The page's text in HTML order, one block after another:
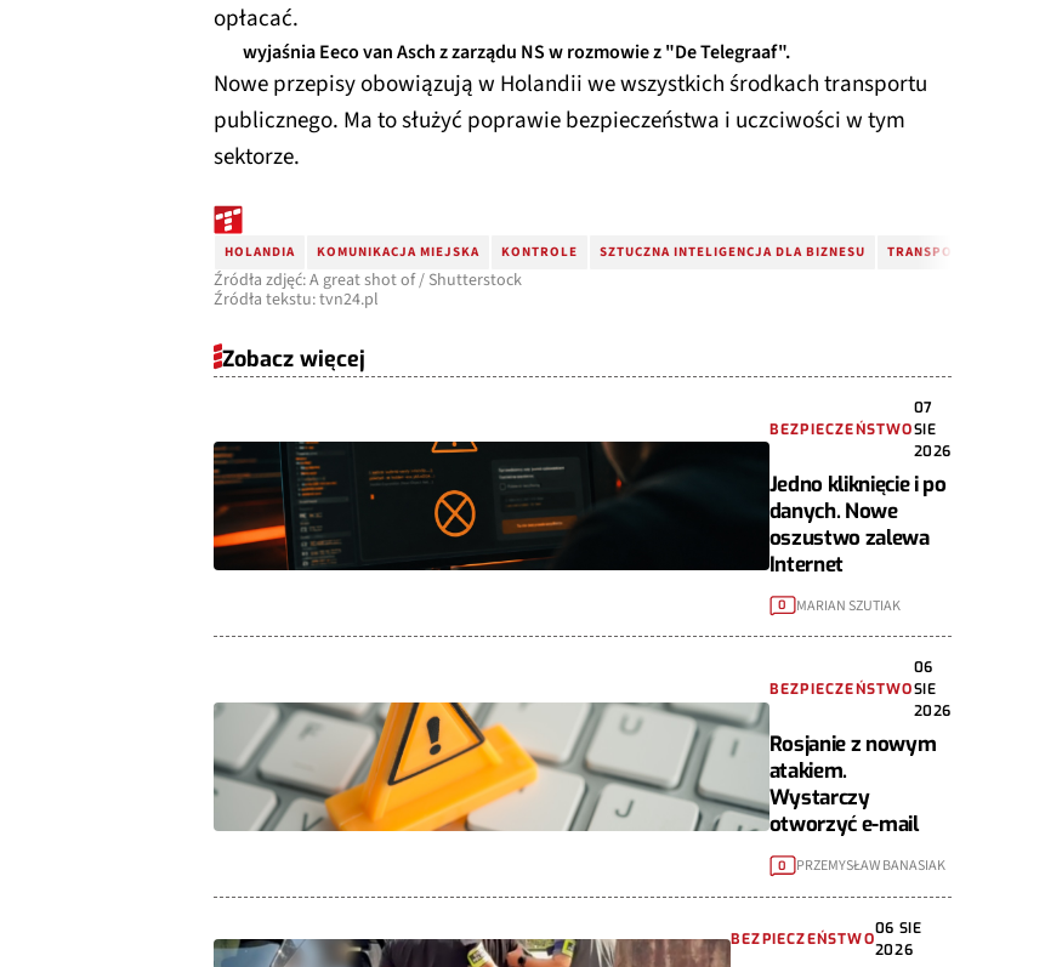
opłacać.
wyjaśnia Eeco van Asch z zarządu NS w rozmowie z "De Telegraaf".
Nowe przepisy obowiązują w Holandii we wszystkich środkach transportu
publicznego. Ma to służyć poprawie bezpieczeństwa i uczciwości w tym
sektorze.
HOLANDIA KOMUNIKACJA MIEJSKA KONTROLE SZTUCZNA INTELIGENCJA DLA BIZNESU TRANSPORT PUBLICZNY
Źródła zdjęć: A great shot of / Shutterstock
Źródła tekstu: tvn24.pl
Zobacz więcej
BEZPIECZEŃSTWO
07
SIE
2026
Jedno kliknięcie i po
danych. Nowe
oszustwo zalewa
Internet
0 MARIAN SZUTIAK
BEZPIECZEŃSTWO
06
SIE
2026
Rosjanie z nowym
atakiem.
Wystarczy
otworzyć e-mail
0 PRZEMYSŁAW BANASIAK
BEZPIECZEŃSTWO
06 SIE
2026